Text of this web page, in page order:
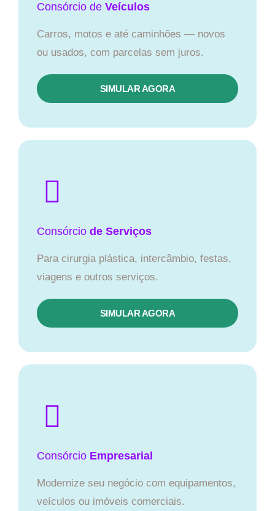
Consórcio de Veículos
Carros, motos e até caminhões — novos
ou usados, com parcelas sem juros.
SIMULAR AGORA
Consórcio de Serviços
Para cirurgia plástica, intercâmbio, festas,
viagens e outros serviços.
SIMULAR AGORA
Consórcio Empresarial
Modernize seu negócio com equipamentos,
veículos ou imóveis comerciais.